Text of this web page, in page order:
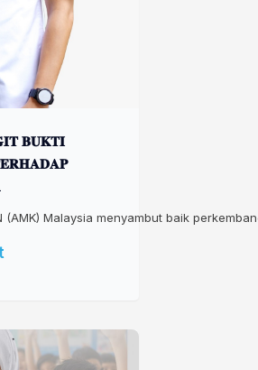
𝐁𝐔𝐊𝐓𝐈
(AMK) Malaysia menyambut baik